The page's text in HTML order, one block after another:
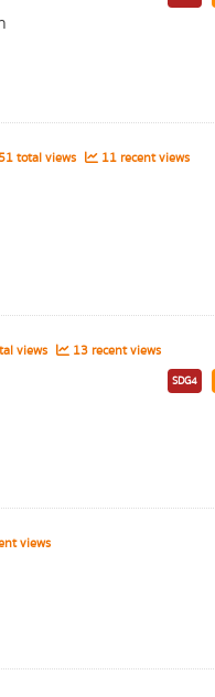
total views 11 recent views
views 13 recent views
SDG4
views